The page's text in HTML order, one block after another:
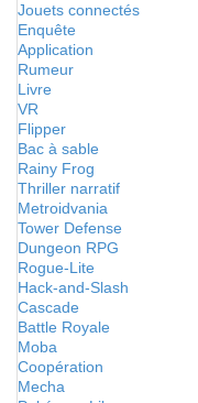
Jouets connectés
Enquête
Application
Rumeur
Livre
VR
Flipper
Bac à sable
Rainy Frog
Thriller narratif
Metroidvania
Tower Defense
Dungeon RPG
Rogue-Lite
Hack-and-Slash
Cascade
Battle Royale
Moba
Coopération
Mecha